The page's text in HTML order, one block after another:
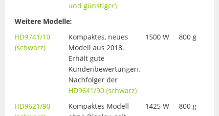
und günstiger)
Weitere Modelle:
HD9741/10
(schwarz)
Kompaktes, neues
Modell aus 2018.
Erhält gute
Kundenbewertungen.
Nachfolger der
HD9641/90 (schwarz)
1500 W 800 g
HD9621/90
Kompaktes Modell
1425 W 800 g